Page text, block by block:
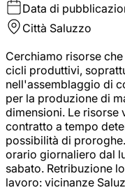
Data di
Città Saluzzo
Cerchiamo risorse
cicli produttivi,
nell'assemblaggio di
per la produzione di
dimensioni. Le risorse
contratto a tempo
possibilità di
orario giornaliero dal
sabato. Retribuzione
lavoro: vicinanze